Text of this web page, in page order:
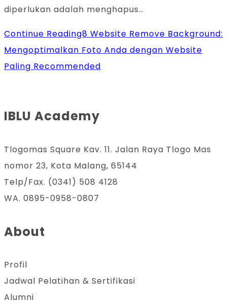
diperlukan adalah menghapus…
Continue Reading8 Website Remove Background:
Mengoptimalkan Foto Anda dengan Website
Paling Recommended
IBLU Academy
Tlogomas Square Kav. 11. Jalan Raya Tlogo Mas
nomor 23, Kota Malang, 65144
Telp/Fax. (0341) 508 4128
WA. 0895-0958-0807
About
Profil
Jadwal Pelatihan & Sertifikasi
Alumni